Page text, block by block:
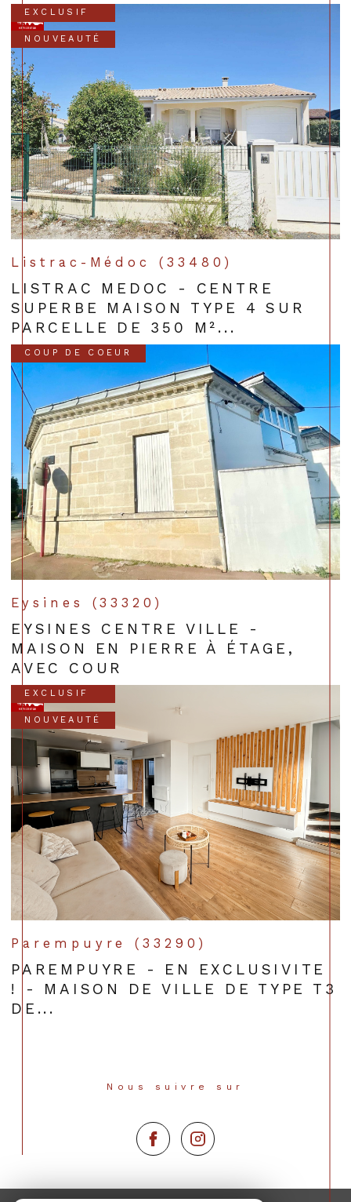
EXCLUSIF
NOUVEAUTÉ
Listrac-Médoc (33480)
LISTRAC MEDOC - CENTRE
SUPERBE MAISON TYPE 4 SUR
PARCELLE DE 350 M²...
COUP DE COEUR
Eysines (33320)
EYSINES CENTRE VILLE -
MAISON EN PIERRE À ÉTAGE,
AVEC COUR
EXCLUSIF
NOUVEAUTÉ
Parempuyre (33290)
PAREMPUYRE - EN EXCLUSIVITE
! - MAISON DE VILLE DE TYPE T3
DE...
Nous suivre sur